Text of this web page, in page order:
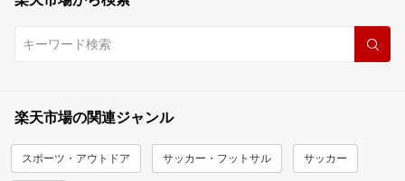
楽天市場の関連ジャンル
スポーツ・アウトドア サッカー・フットサル サッカー